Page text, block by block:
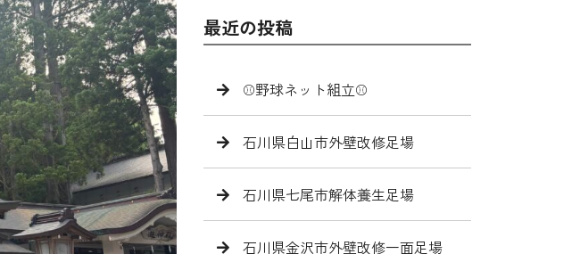
最近の投稿
⚾️野球ネット組立⚾️
石川県白山市外壁改修足場
石川県七尾市解体養生足場
石川県金沢市外壁改修一面足場